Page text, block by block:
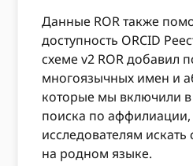
Данные ROR также
доступность ORCID
схеме v2 ROR добавил
многоязычных имен и
которые мы включили
поиска по
исследователям
на родном языке.